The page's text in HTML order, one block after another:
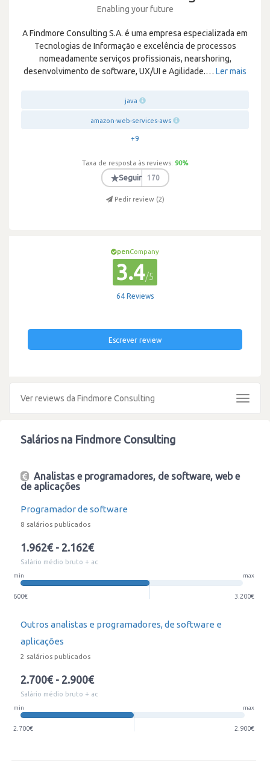
Enabling your future
A Findmore Consulting S.A. é uma empresa especializada em
Tecnologias de Informação e excelência de processos
nomeadamente serviços profissionais, nearshoring,
desenvolvimento de software, UX/UI e Agilidade.… Ler mais
java
amazon-web-services-aws
+9
Taxa de resposta às reviews: 90%
★Seguir 170
Pedir review (2)
penCompany
3.4/5
64 Reviews
Escrever review
Ver reviews da Findmore Consulting
Toggle
Salários na Findmore Consulting
Analistas e programadores, de software, web e
de aplicações
Programador de software
8 salários publicados
1.962€ - 2.162€
Salário médio bruto + ac
min max
600€ 3.200€
Outros analistas e programadores, de software e
aplicações
2 salários publicados
2.700€ - 2.900€
Salário médio bruto + ac
min max
2.700€ 2.900€